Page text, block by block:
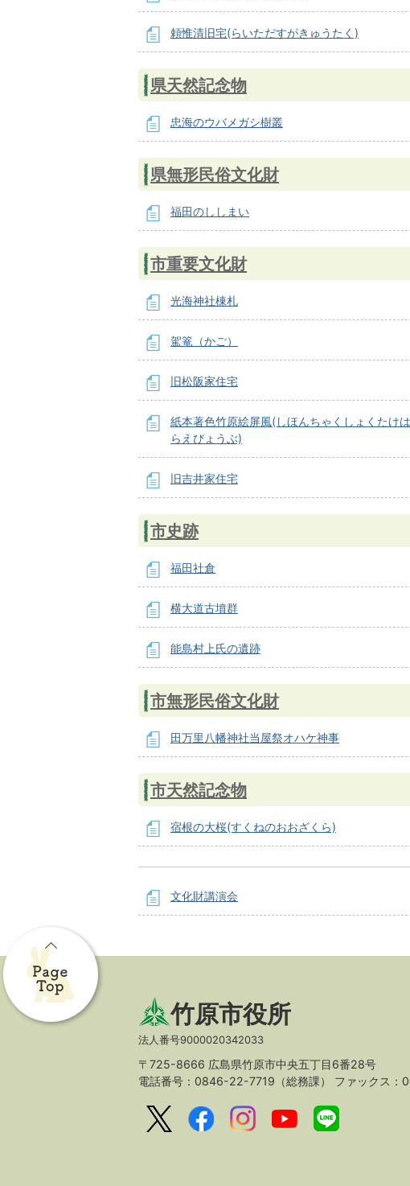
頼惟清旧宅(らいただすがきゅうたく)
県天然記念物
忠海のウバメガシ樹叢
県無形民俗文化財
福田のししまい
市重要文化財
光海神社棟札
駕篭（かご）
旧松阪家住宅
紙本著色竹原絵屏風(しほんちゃくしょくたけは
らえびょうぶ)
旧吉井家住宅
市史跡
福田社倉
横大道古墳群
能島村上氏の遺跡
市無形民俗文化財
田万里八幡神社当屋祭オハケ神事
市天然記念物
宿根の大桜(すくねのおおざくら)
文化財講演会
竹原市役所
法人番号9000020342033
〒725-8666 広島県竹原市中央五丁目6番28号
電話番号：0846-22-7719（総務課） ファックス